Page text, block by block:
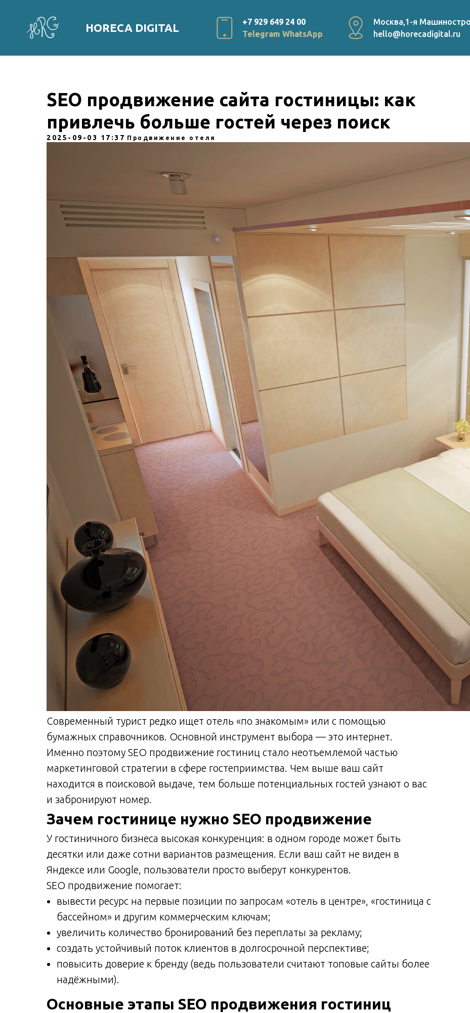
HORECA DIGITAL
+7 929 649 24 00
Telegram WhatsApp
Москва,1-я
hello@horecadigital.ru
SEO продвижение сайта гостиницы: как
привлечь больше гостей через поиск
2025-09-03 17:37 Продвижение отеля
Современный турист редко ищет отель «по знакомым» или с помощью
бумажных справочников. Основной инструмент выбора — это интернет.
Именно поэтому SEO продвижение гостиниц стало неотъемлемой частью
маркетинговой стратегии в сфере гостеприимства. Чем выше ваш сайт
находится в поисковой выдаче, тем больше потенциальных гостей узнают о вас
и забронируют номер.
Зачем гостинице нужно SEO продвижение
У гостиничного бизнеса высокая конкуренция: в одном городе может быть
десятки или даже сотни вариантов размещения. Если ваш сайт не виден в
Яндексе или Google, пользователи просто выберут конкурентов.
SEO продвижение помогает:
вывести ресурс на первые позиции по запросам «отель в центре», «гостиница с
бассейном» и другим коммерческим ключам;
увеличить количество бронирований без переплаты за рекламу;
создать устойчивый поток клиентов в долгосрочной перспективе;
повысить доверие к бренду (ведь пользователи считают топовые сайты более
надёжными).
Основные этапы SEO продвижения гостиниц